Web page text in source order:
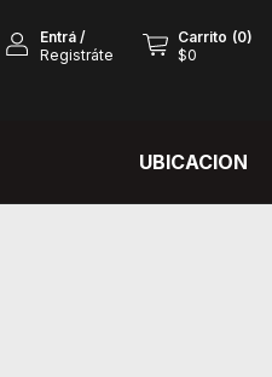
Entrá/
Registráte
Carrito (0)
$0
UBICACION